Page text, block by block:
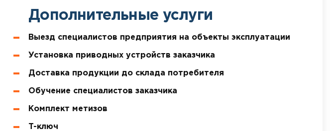
Дополнительные услуги
Выезд специалистов предприятия на объекты эксплуатации
Установка приводных устройств заказчика
Доставка продукции до склада потребителя
Обучение специалистов заказчика
Комплект метизов
Т-ключ